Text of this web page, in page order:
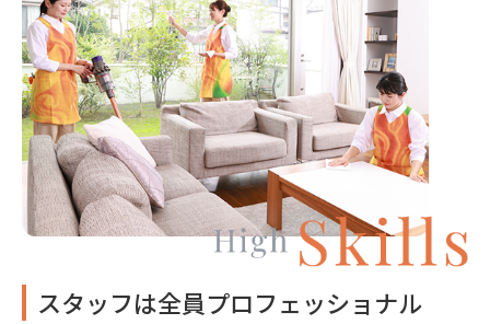
スタッフは全員プロフェッショナル